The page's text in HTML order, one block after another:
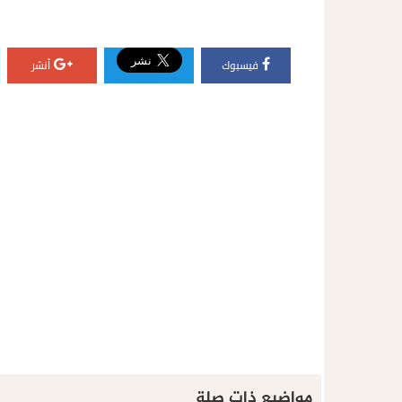
فيسبوك أنشر